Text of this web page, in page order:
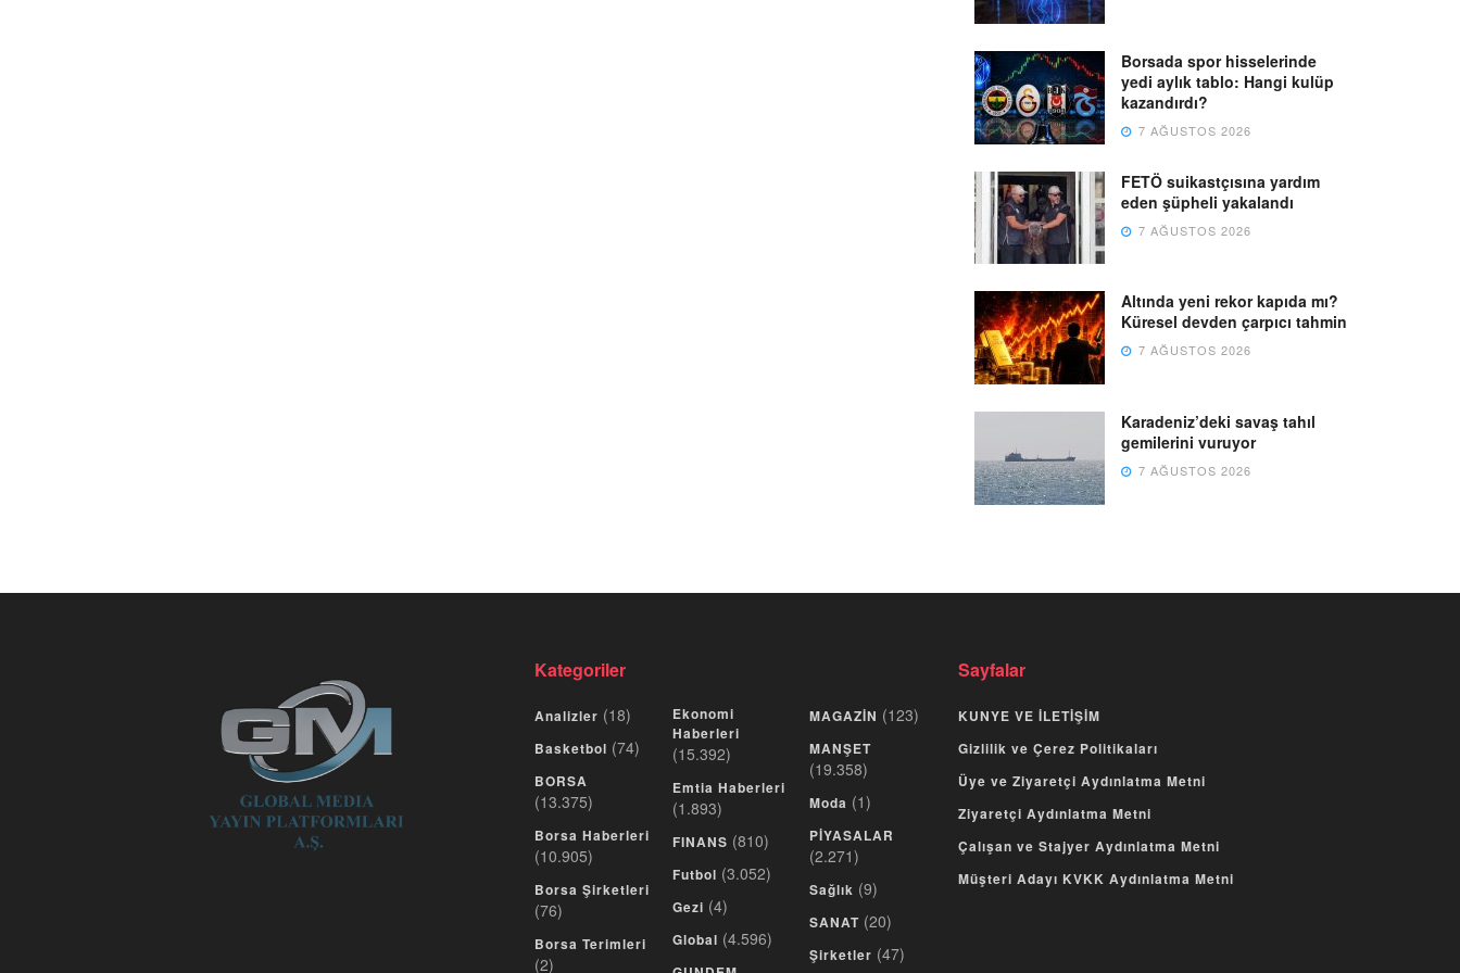
Borsada spor hisselerinde
yedi aylık tablo: Hangi kulüp
kazandırdı?
7 AĞUSTOS 2026
FETÖ suikastçısına yardım
eden şüpheli yakalandı
7 AĞUSTOS 2026
Altında yeni rekor kapıda mı?
Küresel devden çarpıcı tahmin
7 AĞUSTOS 2026
Karadeniz’deki savaş tahıl
gemilerini vuruyor
7 AĞUSTOS 2026
Kategoriler
Analizler (18)
Basketbol (74)
BORSA
(13.375)
Borsa Haberleri
(10.905)
Borsa Şirketleri
(76)
Borsa Terimleri
(2)
Ekonomi
Haberleri
(15.392)
Emtia Haberleri
(1.893)
FINANS (810)
Futbol (3.052)
Gezi (4)
Global (4.596)
MAGAZİN (123)
MANŞET
(19.358)
Moda (1)
PİYASALAR
(2.271)
Sağlık (9)
SANAT (20)
Şirketler (47)
Sayfalar
KUNYE VE İLETİŞİM
Gizlilik ve Çerez Politikaları
Üye ve Ziyaretçi Aydınlatma Metni
Ziyaretçi Aydınlatma Metni
Çalışan ve Stajyer Aydınlatma Metni
Müşteri Adayı KVKK Aydınlatma Metni